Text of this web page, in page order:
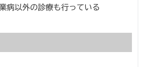
病以外の診療も行っている